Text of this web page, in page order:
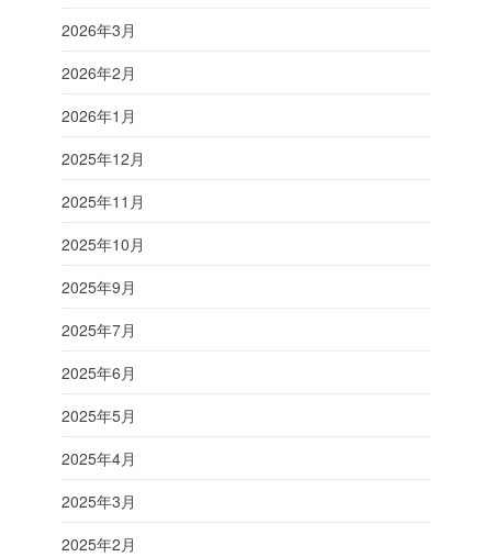
2026年3月
2026年2月
2026年1月
2025年12月
2025年11月
2025年10月
2025年9月
2025年7月
2025年6月
2025年5月
2025年4月
2025年3月
2025年2月